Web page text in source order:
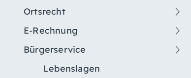
Ortsrecht
E-Rechnung
Bürgerservice
Lebenslagen